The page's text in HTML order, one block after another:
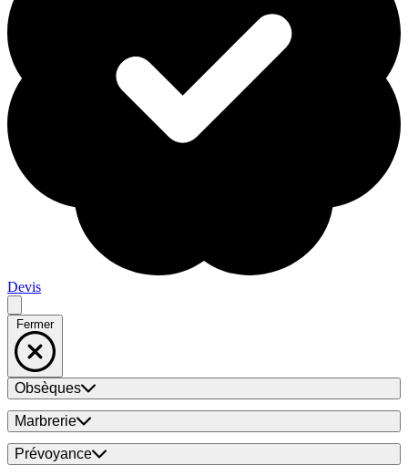
Devis
Fermer
Obsèques
Marbrerie
Prévoyance